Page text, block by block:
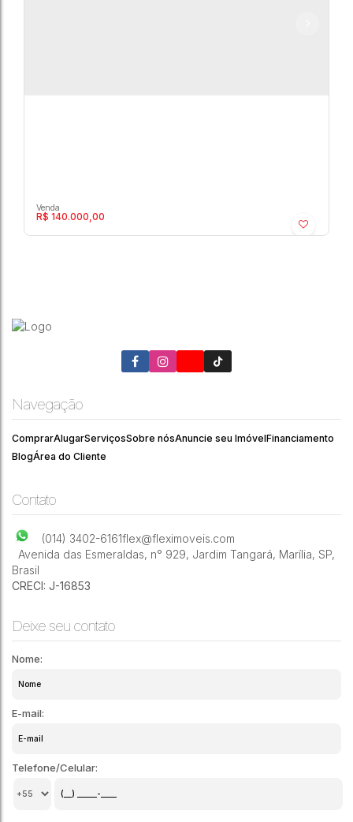
Marrocos Residenciais - Casablanca -
R$ 140.000,00
Brasil
2 1 48m²
1
Navegação
ComprarAlugarServiçosSobre nósAnuncie seu ImóvelFinanciamento
BlogÁrea do Cliente
Contato
(014) 3402-6161flex@fleximoveis.com
Avenida das Esmeraldas, n° 929, Jardim Tangará, Marília, SP,
Brasil
CRECI: J-16853
Deixe seu contato
Nome:
E-mail:
Telefone/Celular: